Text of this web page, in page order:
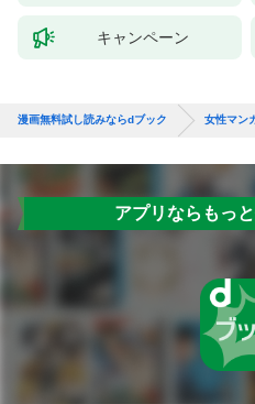
キャンペーン
漫画無料試し読みならdブック 女性マン
アプリならもっ